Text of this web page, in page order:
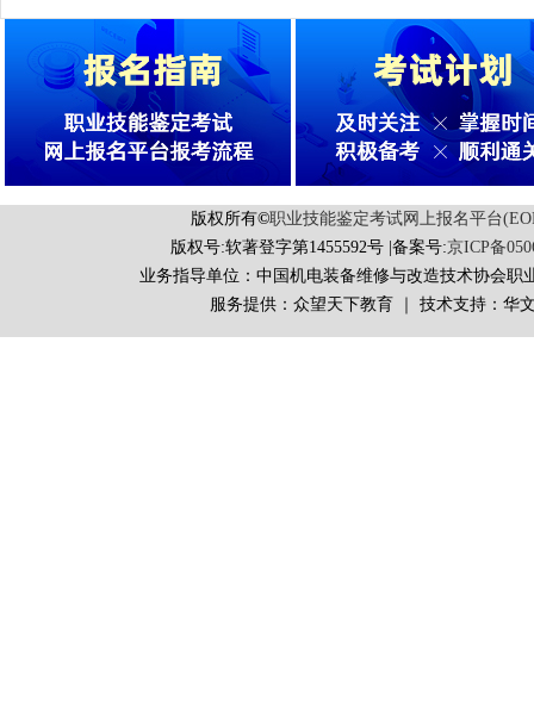
版权所有©职业技能鉴定考试网上报名平台
版权号:软著登字第1455592号 |备案号:京ICP备
业务指导单位：中国机电装备维修与改造技术协会职
服务提供：众望天下教育 ｜ 技术支持：华